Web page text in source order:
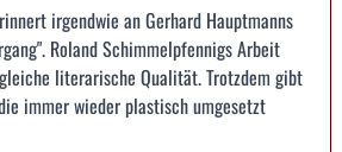
irgendwie an Gerhard Hauptmanns
Roland Schimmelpfennigs Arbeit
literarische Qualität. Trotzdem gibt
immer wieder plastisch umgesetzt